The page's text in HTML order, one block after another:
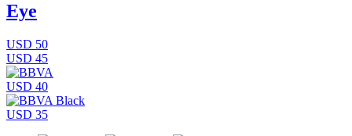
Eye
USD 50
USD 45
USD 40
USD 35